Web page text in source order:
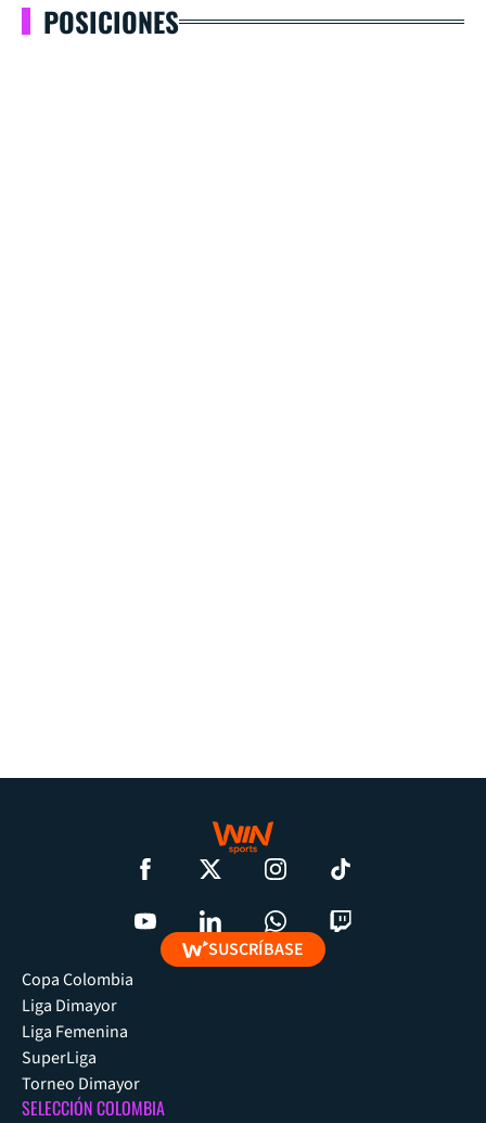
POSICIONES
SUSCRÍBASE
Copa Colombia
Liga Dimayor
Liga Femenina
SuperLiga
Torneo Dimayor
SELECCIÓN COLOMBIA